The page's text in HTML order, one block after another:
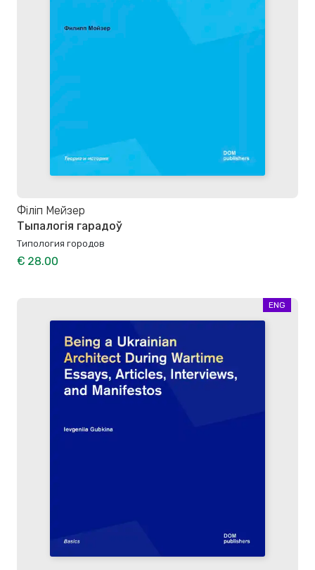
Філіп Мейзер
Тыпалогія гарадоў
Типология городов
€ 28.00
ENG